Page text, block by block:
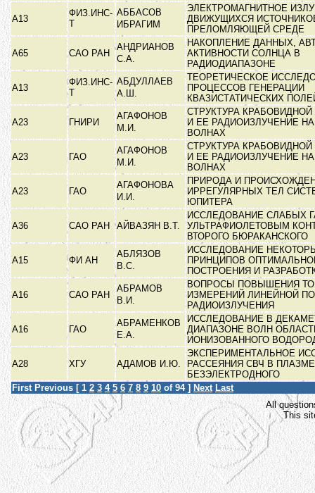
А13
ФИЗ.ИНС-
Т
АББАСОВ
ИБРАГИМ
ЭЛЕКТРОМАГНИТНОЕ
ДВИЖУЩИХСЯ
ПРЕЛОМЛЯЮЩЕЙ СРЕДЕ
А65 САО РАН
АНДРИАНОВ
С.А.
НАКОПЛЕНИЕ ДАННЫХ,
АКТИВНОСТИ СОЛНЦА В
РАДИОДИАПАЗОНЕ
А13
ФИЗ.ИНС-
Т
АБДУЛЛАЕВ
А.Ш.
ТЕОРЕТИЧЕСКОЕ
ПРОЦЕССОВ ГЕНЕРАЦИИ
КВАЗИСТАТИЧЕСКИХ
А23 ГНИРИ
АГАФОНОВ
М.И.
СТРУКТУРА
И ЕЕ РАДИОИЗЛУЧЕНИЕ
ВОЛНАХ
А23 ГАО
АГАФОНОВ
М.И.
СТРУКТУРА
И ЕЕ РАДИОИЗЛУЧЕНИЕ
ВОЛНАХ
А23 ГАО
АГАФОНОВА
И.И.
ПРИРОДА И
ИРРЕГУЛЯРНЫХ ТЕЛ
ЮПИТЕРА
А36 САО РАН АЙВАЗЯН В.Т.
ИССЛЕДОВАНИЕ СЛАБЫХ
УЛЬТРАФИОЛЕТОВЫМ
ВТОРОГО БЮРАКАНСКОГО
А15 ФИ АН
АБЛЯЗОВ
В.С.
ИССЛЕДОВАНИЕ
ПРИНЦИПОВ
ПОСТРОЕНИЯ И
А16 САО РАН
АБРАМОВ
В.И.
ВОПРОСЫ ПОВЫШЕНИЯ
ИЗМЕРЕНИЙ ЛИНЕЙНОЙ
РАДИОИЗЛУЧЕНИЯ
А16 ГАО
АБРАМЕНКОВ
Е.А.
ИССЛЕДОВАНИЕ В
ДИАПАЗОНЕ ВОЛН
ИОНИЗОВАННОГО
А28 ХГУ АДАМОВ И.Ю.
ЭКСПЕРИМЕНТАЛЬНОЕ
РАССЕЯНИЯ СВЧ В ПЛАЗМЕ
БЕЗЭЛЕКТРОДНОГО
First Previous [ 1 2 3 4 5 6 7 8 9 10 of 94 ] Next Last
All
This